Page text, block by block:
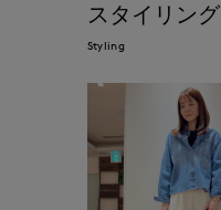
スタイリング
Styling